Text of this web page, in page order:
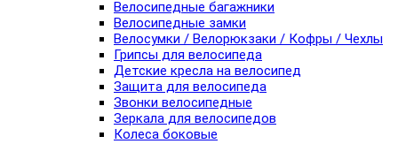
Велосипедные багажники
Велосипедные замки
Велосумки / Велорюкзаки / Кофры / Чехлы
Грипсы для велосипеда
Детские кресла на велосипед
Защита для велосипеда
Звонки велосипедные
Зеркала для велосипедов
Колеса боковые